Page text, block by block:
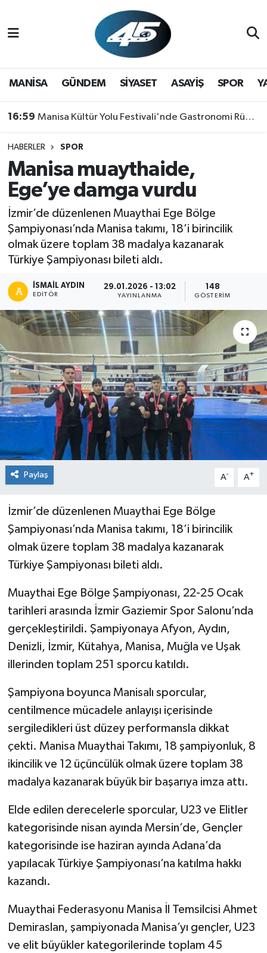
MANİSA GÜNDEM SİYASET ASAYİŞ SPOR
16:59 Manisa Kültür Yolu Festivali'nde Gastronomi Rüzgarı: Lezzetin Yıldızı "Manisa Kebabı" Oldu!
HABERLER SPOR
Manisa muaythaide,
Ege’ye damga vurdu
İzmir’de düzenlenen Muaythai Ege Bölge
Şampiyonası’nda Manisa takımı, 18’i birincilik
olmak üzere toplam 38 madalya kazanarak
Türkiye Şampiyonası bileti aldı.
İSMAIL AYDIN
EDITÖR
29.01.2026 - 13:02
YAYINLANMA
148
GÖSTERIM
Paylaş A- A+
İzmir’de düzenlenen Muaythai Ege Bölge
Şampiyonası’nda Manisa takımı, 18’i birincilik
olmak üzere toplam 38 madalya kazanarak
Türkiye Şampiyonası bileti aldı.
Muaythai Ege Bölge Şampiyonası, 22-25 Ocak
tarihleri arasında İzmir Gaziemir Spor Salonu’nda
gerçekleştirildi. Şampiyonaya Afyon, Aydın,
Denizli, İzmir, Kütahya, Manisa, Muğla ve Uşak
illerinden toplam 251 sporcu katıldı.
Şampiyona boyunca Manisalı sporcular,
centilmence mücadele anlayışı içerisinde
sergiledikleri üst düzey performansla dikkat
çekti. Manisa Muaythai Takımı, 18 şampiyonluk, 8
ikincilik ve 12 üçüncülük olmak üzere toplam 38
madalya kazanarak büyük bir başarıya imza attı.
Elde edilen derecelerle sporcular, U23 ve Elitler
kategorisinde nisan ayında Mersin’de, Gençler
kategorisinde ise haziran ayında Adana’da
yapılacak Türkiye Şampiyonası’na katılma hakkı
kazandı.
Muaythai Federasyonu Manisa İl Temsilcisi Ahmet
Demiraslan, şampiyonada Manisa’yı gençler, U23
ve elit büyükler kategorilerinde toplam 45
GÜNDEM
SPOR
YAŞAM
RESMİ REKLAM
Hava Durumu
Trafik Durumu
Son Dakika Haberleri
Haber Arşivi